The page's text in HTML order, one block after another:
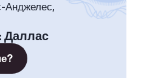
Анджелес,
: Даллас